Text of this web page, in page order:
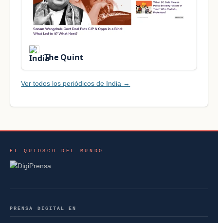
The Quint
Ver todos los periódicos de India →
EL QUIOSCO DEL MUNDO
PRENSA DIGITAL EN